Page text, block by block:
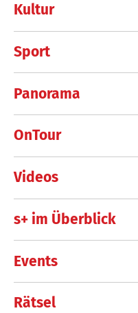
Kultur
Sport
Panorama
OnTour
Videos
s+ im Überblick
Events
Rätsel